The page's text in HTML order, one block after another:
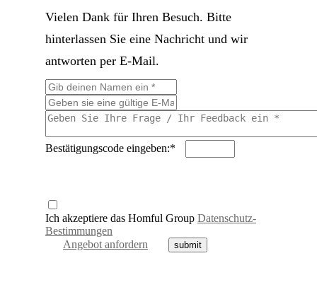
Vielen Dank für Ihren Besuch. Bitte
hinterlassen Sie eine Nachricht und wir
antworten per E-Mail.
Bestätigungscode eingeben:*
Ich akzeptiere das Homful Group Datenschutz-
Bestimmungen
Angebot anfordern